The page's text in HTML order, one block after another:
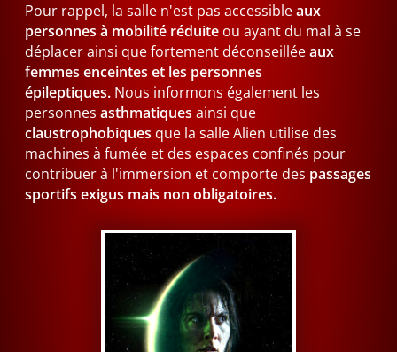
Pour rappel, la salle n'est pas accessibleaux
personnes à mobilité réduite ou ayant du mal à se
déplacer ainsi que fortement déconseilléeaux
femmes enceintes et les personnes
épileptiques. Nous informons également les
personnes asthmatiques ainsi que
claustrophobiques que la salle Alien utilise des
machines à fumée et des espaces confinés pour
contribuer à l'immersion et comporte des passages
sportifs exigus mais non obligatoires.